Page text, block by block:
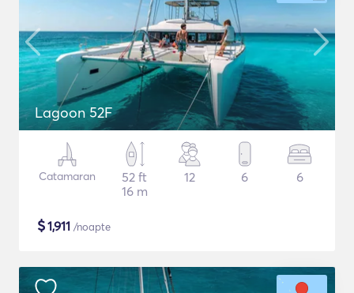
Lagoon 52F
Catamaran
52 ft
16 m
12 6 6
$1,911 /noapte